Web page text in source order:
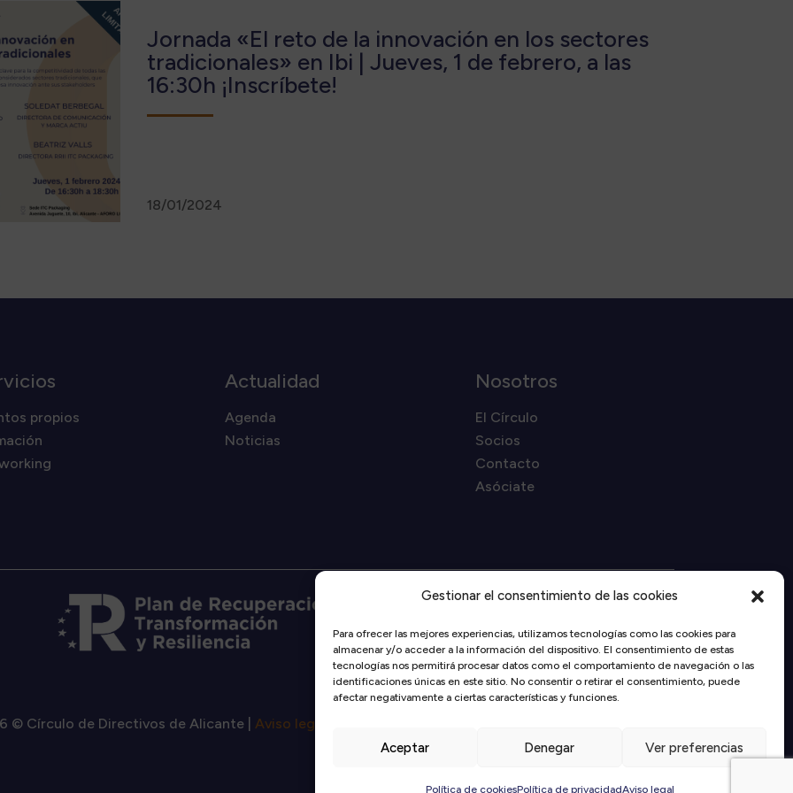
Gestionar el consentimiento de las cookies
Para ofrecer las mejores experiencias, utilizamos tecnologías como las cookies para
almacenar y/o acceder a la información del dispositivo. El consentimiento de estas
tecnologías nos permitirá procesar datos como el comportamiento de navegación o las
identificaciones únicas en este sitio. No consentir o retirar el consentimiento, puede
afectar negativamente a ciertas características y funciones.
Aceptar Denegar Ver preferencias
Política de cookiesPolítica de privacidadAviso legal
Jornada «El reto de la innovación en los sectores
tradicionales» en Ibi | Jueves, 1 de febrero, a las
16:30h ¡Inscríbete!
18/01/2024
propios
Actualidad
Agenda
Noticias
Nosotros
El Círculo
Socios
Contacto
Asóciate
Proyecto financiado por la
Unión Europea –
NextGenerationEU
© Círculo de Directivos de Alicante | Aviso legal